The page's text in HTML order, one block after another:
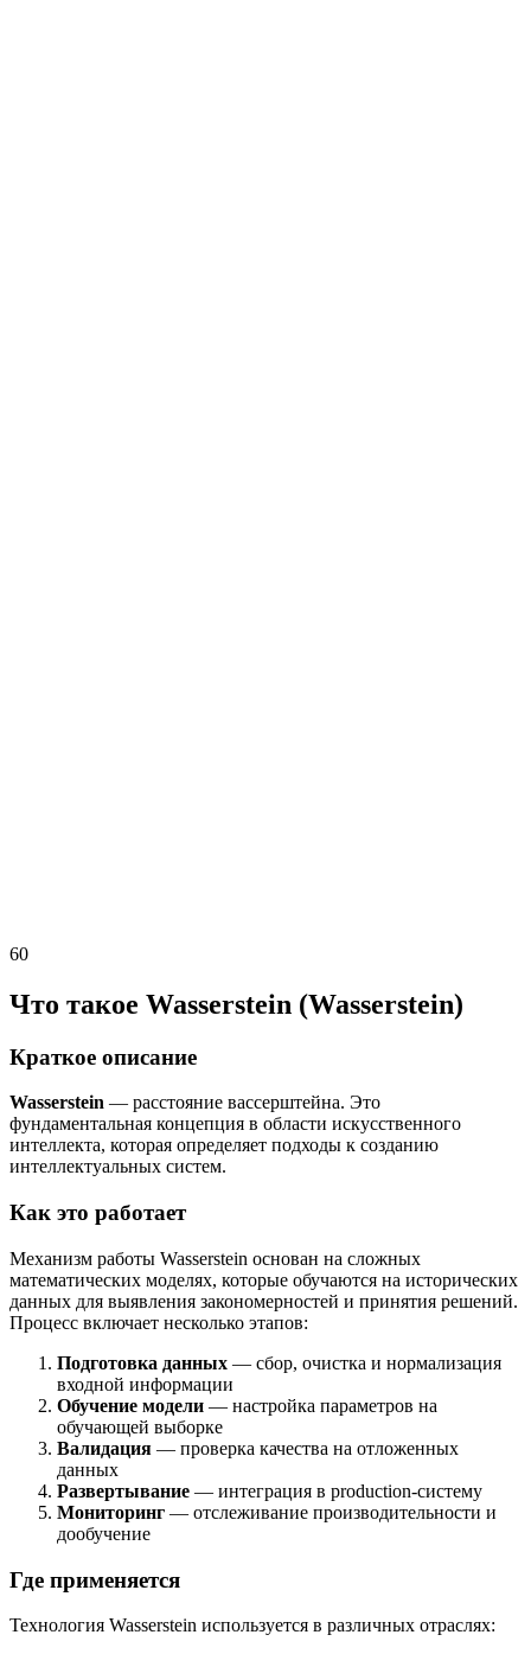
60
Что такое Wasserstein (Wasserstein)
Краткое описание
Wasserstein — расстояние вассерштейна. Это
фундаментальная концепция в области искусственного
интеллекта, которая определяет подходы к созданию
интеллектуальных систем.
Как это работает
Механизм работы Wasserstein основан на сложных
математических моделях, которые обучаются на исторических
данных для выявления закономерностей и принятия решений.
Процесс включает несколько этапов:
Подготовка данных — сбор, очистка и нормализация
входной информации
Обучение модели — настройка параметров на
обучающей выборке
Валидация — проверка качества на отложенных
данных
Развертывание — интеграция в production-систему
Мониторинг — отслеживание производительности и
дообучение
Где применяется
Технология Wasserstein используется в различных отраслях: